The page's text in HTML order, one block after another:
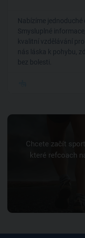
Nabízíme jednoduché
Smysluplné
kvalitní vzdělávání
nás láska k pohybu,
bez bolesti.
Chcete začít
které refcoach